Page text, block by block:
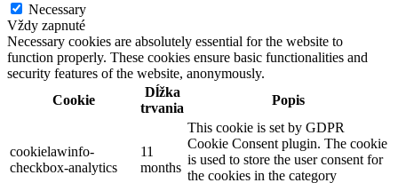
Necessary
Vždy zapnuté
Necessary cookies are absolutely essential for the website to
function properly. These cookies ensure basic functionalities and
security features of the website, anonymously.
Cookie
Dĺžka
trvania
Popis
cookielawinfo-
checkbox-analytics
11
months
This cookie is set by GDPR
Cookie Consent plugin. The cookie
is used to store the user consent for
the cookies in the category